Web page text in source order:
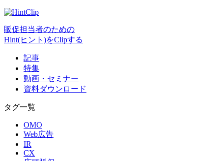
販促担当者のための
Hint(ヒント)をClipする
記事
特集
動画・セミナー
資料ダウンロード
タグ一覧
OMO
Web広告
IR
CX